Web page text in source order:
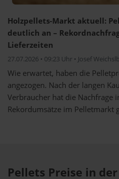
Holzpellets-Markt aktuell:
deutlich an –
Lieferzeiten
27.07.2026 • 09:23 Uhr • Josef
Wie erwartet, haben die
angezogen. Nach der langen
Verbraucher hat die Nachfrage
Rekordumsätze im Pelletmarkt
Pellets Preise in